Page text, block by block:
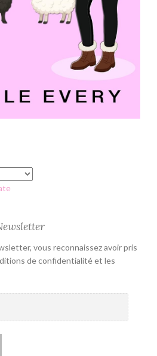
vous reconnaissez avoir pris
de confidentialité et les